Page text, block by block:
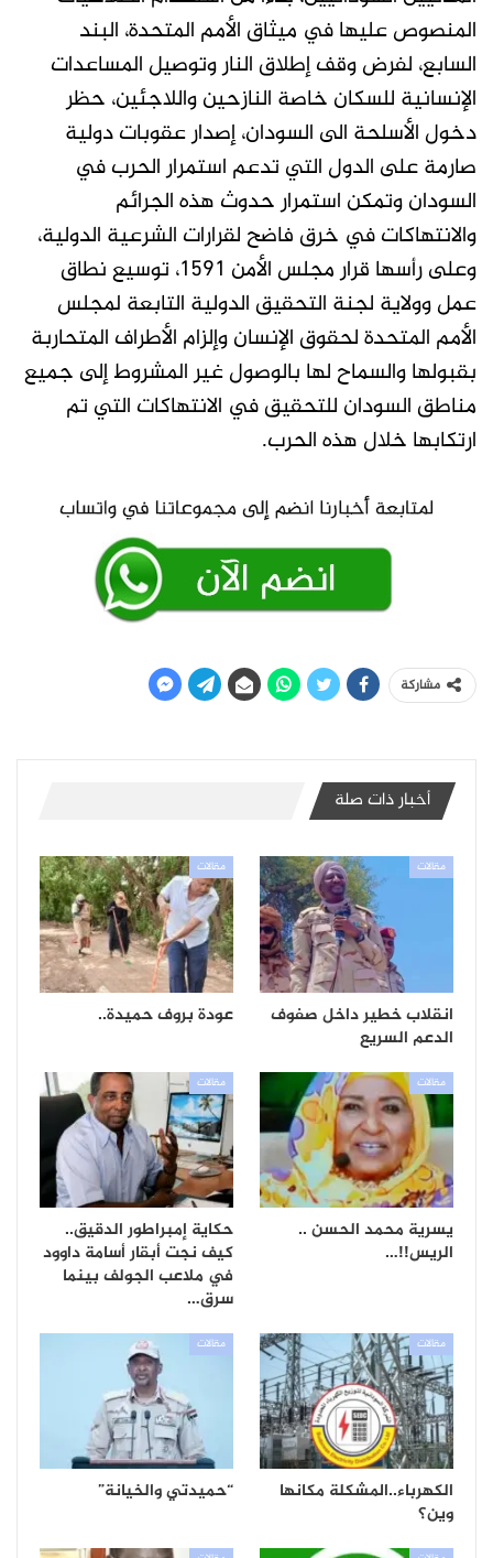
المنصوص عليها في ميثاق الأمم المتحدة، البند
السابع، لفرض وقف إطلاق النار وتوصيل المساعدات
الإنسانية للسكان خاصة النازحين واللاجئين، حظر
دخول الأسلحة الى السودان، إصدار عقوبات دولية
صارمة على الدول التي تدعم استمرار الحرب في
السودان وتمكن استمرار حدوث هذه الجرائم
والانتهاكات في خرق فاضح لقرارات الشرعية الدولية،
وعلى رأسها قرار مجلس الأمن 1591، توسيع نطاق
عمل وولاية لجنة التحقيق الدولية التابعة لمجلس
الأمم المتحدة لحقوق الإنسان وإلزام الأطراف المتحاربة
بقبولها والسماح لها بالوصول غير المشروط إلى جميع
مناطق السودان للتحقيق في الانتهاكات التي تم
ارتكابها خلال هذه الحرب.
مشاركة
أخبار ذات صلة
مقالات
انقلاب خطير داخل صفوف
الدعم السريع
مقالات
عودة بروف حميدة..
مقالات
يسرية محمد الحسن ..
الريس!!…
مقالات
حكاية إمبراطور الدقيق..
كيف نجت أبقار أسامة داوود
في ملاعب الجولف بينما
سرق…
مقالات
الكهرباء..المشكلة مكانها
وين؟
مقالات
“حميدتي والخيانة”